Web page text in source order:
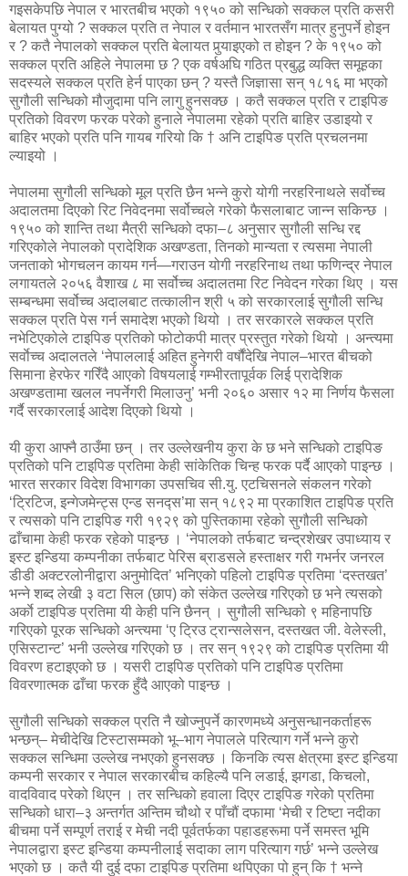
गइसकेपछि नेपाल र भारतबीच भएको १९५० को सन्धिको सक्कल प्रति कसरी
बेलायत पुग्यो ? सक्कल प्रति त नेपाल र वर्तमान भारतसँग मात्र हुनुपर्ने होइन
र ? कतै नेपालको सक्कल प्रति बेलायत पुर्‍याइएको त होइन ? के १९५० को
सक्कल प्रति अहिले नेपालमा छ ? एक वर्षअघि गठित प्रबुद्ध व्यक्ति समूहका
सदस्यले सक्कल प्रति हेर्न पाएका छन् ? यस्तै जिज्ञासा सन् १८१६ मा भएको
सुगौली सन्धिको मौजुदामा पनि लागु हुनसक्छ । कतै सक्कल प्रति र टाइपिङ
प्रतिको विवरण फरक परेको हुनाले नेपालमा रहेको प्रति बाहिर उडाइयो र
बाहिर भएको प्रति पनि गायब गरियो कि † अनि टाइपिङ प्रति प्रचलनमा
ल्याइयो ।
नेपालमा सुगौली सन्धिको मूल प्रति छैन भन्ने कुरो योगी नरहरिनाथले सर्वोच्च
अदालतमा दिएको रिट निवेदनमा सर्वोच्चले गरेको फैसलाबाट जान्न सकिन्छ ।
१९५० को शान्ति तथा मैत्री सन्धिको दफा–८ अनुसार सुगौली सन्धि रद्द
गरिएकोले नेपालको प्रादेशिक अखण्डता, तिनको मान्यता र त्यसमा नेपाली
जनताको भोगचलन कायम गर्न—गराउन योगी नरहरिनाथ तथा फणिन्द्र नेपाल
लगायतले २०५६ वैशाख ८ मा सर्वोच्च अदालतमा रिट निवेदन गरेका थिए । यस
सम्बन्धमा सर्वोच्च अदालबाट तत्कालीन श्री ५ को सरकारलाई सुगौली सन्धि
सक्कल प्रति पेस गर्न समादेश भएको थियो । तर सरकारले सक्कल प्रति
नभेटिएकोले टाइपिङ प्रतिको फोटोकपी मात्र प्रस्तुत गरेको थियो । अन्त्यमा
सर्वाेच्च अदालतले ‘नेपाललाई अहित हुनेगरी वर्षौंदेखि नेपाल–भारत बीचको
सिमाना हेरफेर गरिँदै आएको विषयलाई गम्भीरतापूर्वक लिई प्रादेशिक
अखण्डतामा खलल नपर्नेगरी मिलाउनु’ भनी २०६० असार १२ मा निर्णय फैसला
गर्दै सरकारलाई आदेश दिएको थियो ।
यी कुरा आफ्नै ठाउँमा छन् । तर उल्लेखनीय कुरा के छ भने सन्धिको टाइपिङ
प्रतिको पनि टाइपिङ प्रतिमा केही सांकेतिक चिन्ह फरक पर्दै आएको पाइन्छ ।
भारत सरकार विदेश विभागका उपसचिव सी.यु. एटचिसनले संकलन गरेको
‘ट्रिटिज, इन्गेजमेन्ट्स एन्ड सनद्स’मा सन् १८९२ मा प्रकाशित टाइपिङ प्रति
र त्यसको पनि टाइपिङ गरी १९२९ को पुस्तिकामा रहेको सुगौली सन्धिको
ढाँचामा केही फरक रहेको पाइन्छ । ‘नेपालको तर्फबाट चन्द्रशेखर उपाध्याय र
इस्ट इन्डिया कम्पनीका तर्फबाट पेरिस ब्राडसले हस्ताक्षर गरी गभर्नर जनरल
डीडी अक्टरलोनीद्वारा अनुमोदित’ भनिएको पहिलो टाइपिङ प्रतिमा ‘दस्तखत’
भन्ने शब्द लेखी ३ वटा सिल (छाप) को संकेत उल्लेख गरिएको छ भने त्यसको
अर्काे टाइपिङ प्रतिमा यी केही पनि छैनन् । सुगौली सन्धिको ९ महिनापछि
गरिएको पूरक सन्धिको अन्त्यमा ‘ए ट्रिउ ट्रान्सलेसन, दस्तखत जी. वेलेस्ली,
एसिस्टान्ट’ भनी उल्लेख गरिएको छ । तर सन् १९२९ को टाइपिङ प्रतिमा यी
विवरण हटाइएको छ । यसरी टाइपिङ प्रतिको पनि टाइपिङ प्रतिमा
विवरणात्मक ढाँचा फरक हुँदै आएको पाइन्छ ।
सुगौली सन्धिको सक्कल प्रति नै खोज्नुपर्ने कारणमध्ये अनुसन्धानकर्ताहरू
भन्छन्– मेचीदेखि टिस्टासम्मको भू–भाग नेपालले परित्याग गर्ने भन्ने कुरो
सक्कल सन्धिमा उल्लेख नभएको हुनसक्छ । किनकि त्यस क्षेत्रमा इस्ट इन्डिया
कम्पनी सरकार र नेपाल सरकारबीच कहिल्यै पनि लडाई, झगडा, किचलो,
वादविवाद परेको थिएन । तर सन्धिको हवाला दिएर टाइपिङ गरेको प्रतिमा
सन्धिको धारा–३ अन्तर्गत अन्तिम चौथो र पाँचौं दफामा ‘मेची र टिष्टा नदीका
बीचमा पर्ने सम्पूर्ण तराई र मेची नदी पूर्वतर्फका पहाडहरूमा पर्ने समस्त भूमि
नेपालद्वारा इस्ट इन्डिया कम्पनीलाई सदाका लाग परित्याग गर्छ’ भन्ने उल्लेख
भएको छ । कतै यी दुई दफा टाइपिङ प्रतिमा थपिएका पो हुन् कि † भन्ने